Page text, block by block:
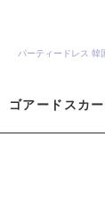
パーティードレス 韓
ゴアードスカー